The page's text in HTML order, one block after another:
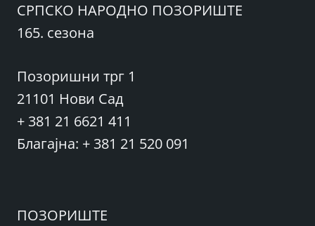
СРПСКО НАРОДНО ПОЗОРИШТЕ
165. сезона
Позоришни трг 1
21101 Нови Сад
+ 381 21 6621 411
Благајна: + 381 21 520 091
ПОЗОРИШТЕ